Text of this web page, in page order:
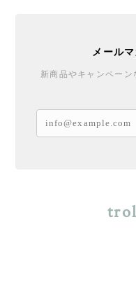
メール
新商品やキャンペーン